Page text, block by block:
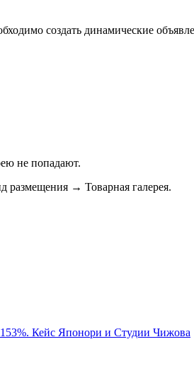
создать динамические
не попадают.
размещения → Товарная галерея.
Кейс Японори и Студии Чижова